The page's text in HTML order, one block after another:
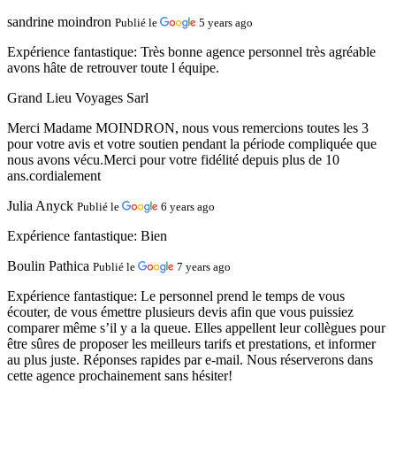
sandrine moindron Publié le 5 years ago
Expérience fantastique: Très bonne agence personnel très agréable
avons hâte de retrouver toute l équipe.
Grand Lieu Voyages Sarl
Merci Madame MOINDRON, nous vous remercions toutes les 3
pour votre avis et votre soutien pendant la période compliquée que
nous avons vécu.Merci pour votre fidélité depuis plus de 10
ans.cordialement
Julia Anyck Publié le 6 years ago
Expérience fantastique: Bien
Boulin Pathica Publié le 7 years ago
Expérience fantastique: Le personnel prend le temps de vous
écouter, de vous émettre plusieurs devis afin que vous puissiez
comparer même s’il y a la queue. Elles appellent leur collègues pour
être sûres de proposer les meilleurs tarifs et prestations, et informer
au plus juste. Réponses rapides par e-mail. Nous réserverons dans
cette agence prochainement sans hésiter!